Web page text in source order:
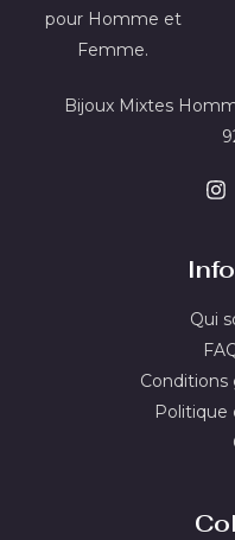
pour Homme et
Femme.
Bijoux Mixtes
Qui
Conditions
Politique